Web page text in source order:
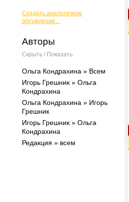
Создать аналогичное
обсуждение...
Авторы
Скрыть / Показать
Ольга Кондрахина » Всем
Игорь Грешник » Ольга
Кондрахина
Ольга Кондрахина » Игорь
Грешник
Игорь Грешник » Ольга
Кондрахина
Редакция » всем